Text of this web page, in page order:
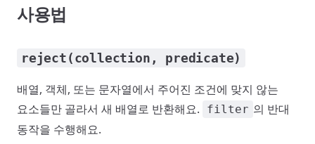
사용법
reject(collection, predicate)
배열, 객체, 또는 문자열에서 주어진 조건에 맞지 않는
요소들만 골라서 새 배열로 반환해요.
filter 의 반대
동작을 수행해요.